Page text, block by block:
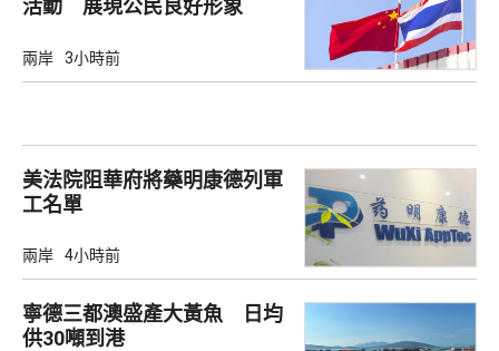
活動 展現公民良好形象
兩岸 3小時前
美法院阻華府將藥明康德列軍
工名單
兩岸 4小時前
寧德三都澳盛產大黃魚 日均
供30噸到港